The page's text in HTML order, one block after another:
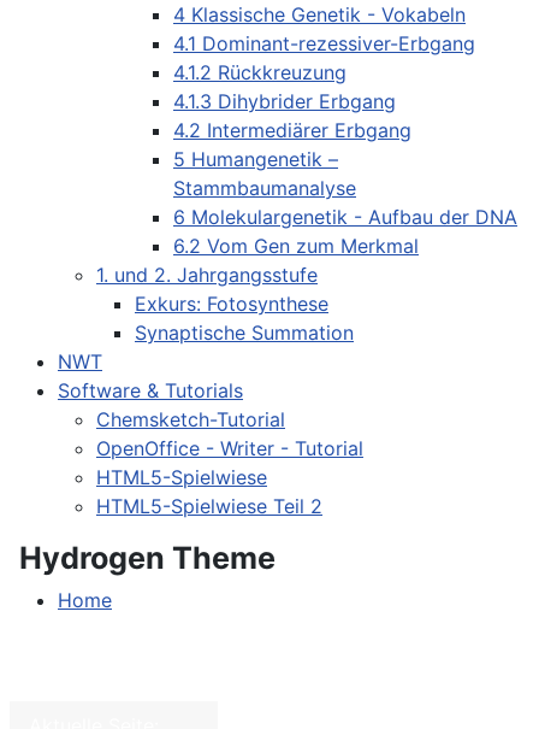
4 Klassische Genetik - Vokabeln
4.1 Dominant-rezessiver-Erbgang
4.1.2 Rückkreuzung
4.1.3 Dihybrider Erbgang
4.2 Intermediärer Erbgang
5 Humangenetik –
Stammbaumanalyse
6 Molekulargenetik - Aufbau der DNA
6.2 Vom Gen zum Merkmal
1. und 2. Jahrgangsstufe
Exkurs: Fotosynthese
Synaptische Summation
NWT
Software & Tutorials
Chemsketch-Tutorial
OpenOffice - Writer - Tutorial
HTML5-Spielwiese
HTML5-Spielwiese Teil 2
Hydrogen Theme
Home